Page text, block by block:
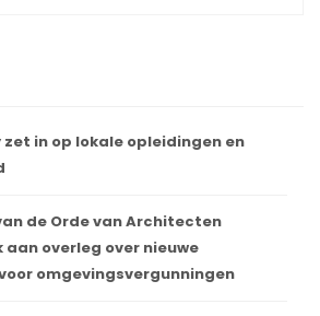
in op lokale opleidingen en
de Orde van Architecten
overleg over nieuwe
omgevingsvergunningen